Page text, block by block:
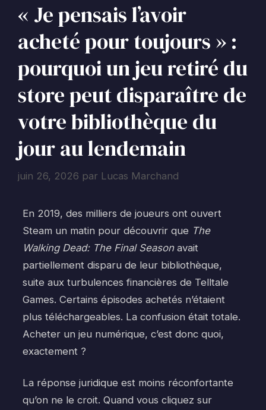
« Je pensais l’avoir
acheté pour toujours » :
pourquoi un jeu retiré du
store peut disparaître de
votre bibliothèque du
jour au lendemain
juin 26, 2026 par Lucas Marchand
En 2019, des milliers de joueurs ont ouvert
Steam un matin pour découvrir que The
Walking Dead: The Final Seasonavait
partiellement disparu de leur bibliothèque,
suite aux turbulences financières de Telltale
Games. Certains épisodes achetés n’étaient
plus téléchargeables. La confusion était totale.
Acheter un jeu numérique, c’est donc quoi,
exactement ?
La réponse juridique est moins réconfortante
qu’on ne le croit. Quand vous cliquez sur